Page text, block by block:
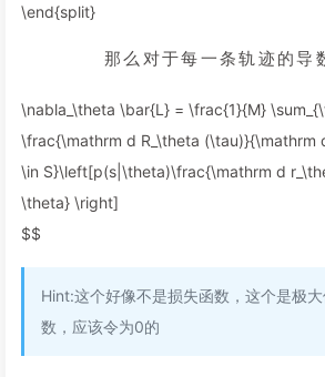
\end{split}
那 么 对于每一条轨 迹的导
\nabla_\theta \bar{L} = \frac{1}{M}
\frac{\mathrm d R_\theta (\tau)}{\mathrm
\in S}\left[p(s|\theta)\frac{\mathrm d
\theta} \right]
$$
Hint:这个好像不是损失函数，这个是极
数，应该令为0的